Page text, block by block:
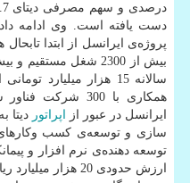
دست یافته است. وی ادامه
پروژه‌ی ایرانسل از ابتدا
سالانه 15 هزار
همکاری با 300
ایرانسل در عبور از
اپراتور دیتا
سازی و توسعه‌ی کسب وکارهای
ارزش حدودی 20